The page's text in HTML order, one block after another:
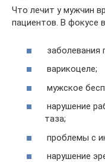
Что лечит у мужчин
пациентов. В фокусе
заболевания
варикоцеле;
мужское
нарушение
таза;
проблемы с
нарушение